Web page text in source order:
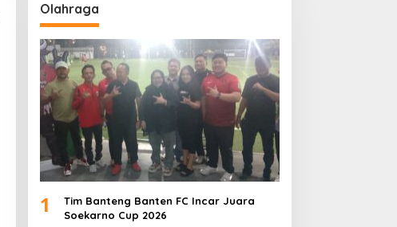
Olahraga
1
Tim Banteng Banten FC Incar Juara
Soekarno Cup 2026